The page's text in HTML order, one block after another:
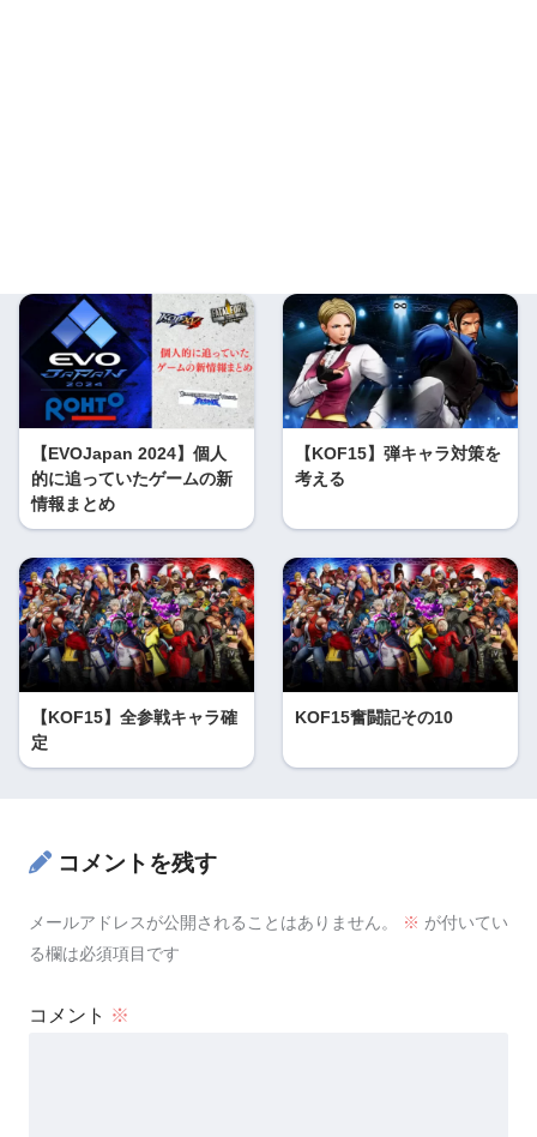
【EVOJapan 2024】個人
的に追っていたゲームの新
情報まとめ
【KOF15】弾キャラ対策を
考える
【KOF15】全参戦キャラ確
定
KOF15奮闘記その10
コメントを残す
メールアドレスが公開されることはありません。 ※ が付いてい
る欄は必須項目です
コメント ※